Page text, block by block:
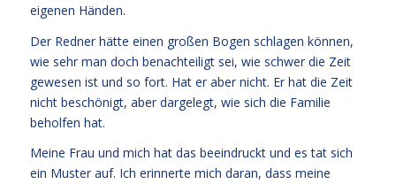
eigenen Händen.
Der Redner hätte einen großen Bogen schlagen können,
wie sehr man doch benachteiligt sei, wie schwer die Zeit
gewesen ist und so fort. Hat er aber nicht. Er hat die Zeit
nicht beschönigt, aber dargelegt, wie sich die Familie
beholfen hat.
Meine Frau und mich hat das beeindruckt und es tat sich
ein Muster auf. Ich erinnerte mich daran, dass meine